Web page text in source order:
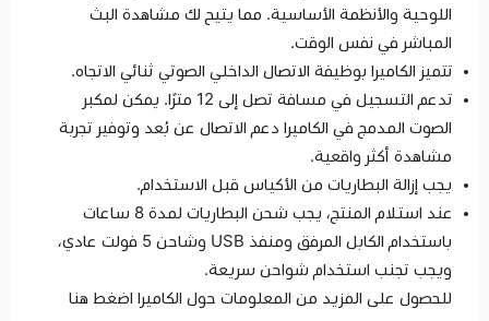
اللوحية والأنظمة الأساسية. مما يتيح لك مشاهدة البث
المباشر في نفس الوقت.
تتميز الكاميرا بوظيفة الاتصال الداخلي الصوتي ثنائي الاتجاه.
تدعم التسجيل في مسافة تصل إلى 12 مترًا. يمكن لمكبر
الصوت المدمج في الكاميرا دعم الاتصال عن بُعد وتوفير تجربة
مشاهدة أكثر واقعية.
يجب إزالة البطاريات من الأكياس قبل الاستخدام.
عند استلام المنتج، يجب شحن البطاريات لمدة 8 ساعات
باستخدام الكابل المرفق ومنفذ USB وشاحن 5 فولت عادي،
ويجب تجنب استخدام شواحن سريعة.
للحصول على المزيد من المعلومات حول الكاميرا اضغط هنا